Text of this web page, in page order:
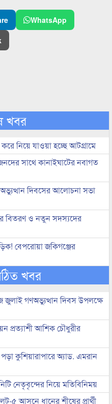
WhatsApp
খবর
নিয়ে যাওয়া হচ্ছে আটগ্রামে
সাথে কানাইঘাটের নবাগত
দিবসের আলোচনা সভা
বিতরণ ও নতুন সদস্যদের
বেপরোয়া জকিগঞ্জের
খবর
গণঅভ্যুত্থান দিবস উপলক্ষে
প্রত্যাশী আশিক চৌধুরীর
পড়া কুশিয়ারাপারে অ্যাড. এমরান
নেতৃবৃন্দের নিয়ে মতিবিনিময়
৫ আসনে ধানের শীষের প্রার্থী